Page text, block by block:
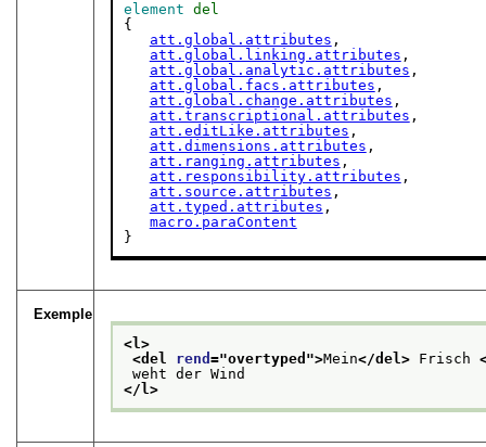
element del
{
att.global.attributes ,
att.global.linking.attributes ,
att.global.analytic.attributes ,
att.global.facs.attributes ,
att.global.change.attributes ,
att.transcriptional.attributes ,
att.editLike.attributes ,
att.dimensions.attributes ,
att.ranging.attributes ,
att.responsibility.attributes ,
att.source.attributes ,
att.typed.attributes ,
macro.paraContent
}
Exemple
<l>
<del rend ="overtyped ">Mein</del> Frisch
weht der Wind
</l>